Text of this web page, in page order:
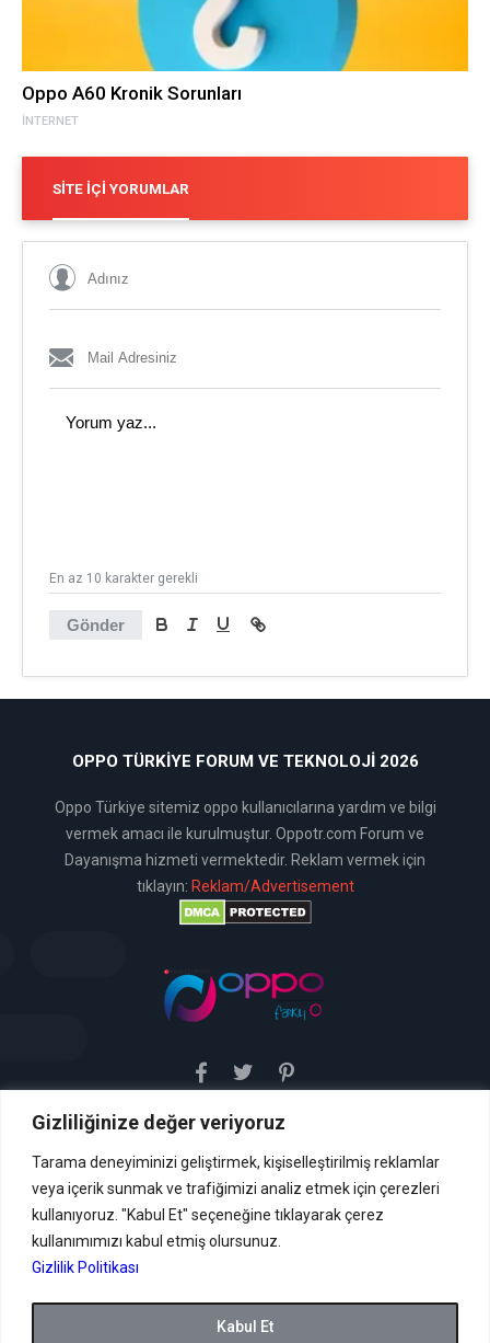
Gizliliğinize değer veriyoruz
Tarama deneyiminizi geliştirmek, kişiselleştirilmiş reklamlar
veya içerik sunmak ve trafiğimizi analiz etmek için çerezleri
kullanıyoruz. "Kabul Et" seçeneğine tıklayarak çerez
kullanımımızı kabul etmiş olursunuz.
Gizlilik Politikası
Kabul Et
İNTERNET
Oppo A60 Kronik Sorunları
SITE İÇI YORUMLAR
Gönder
En az 10 karakter gerekli
OPPO TÜRKIYE FORUM VE TEKNOLOJI 2026
Oppo Türkiye sitemiz oppo kullanıcılarına yardım ve bilgi
vermek amacı ile kurulmuştur. Oppotr.com Forum ve
Dayanışma hizmeti vermektedir. Reklam vermek için
tıklayın: Reklam/Advertisement
Sitemiz uyar / kaldır prensibini benimsemiştir. Sitemiz,
hizmetini vermektedir. Bu yasaya göre, Site yönetimi
hukuka aykırı içerikleri kontrol etme yükümlülüğü yoktur. Bu
nedenle, web sitemiz uyar / kaldır prensibini
benimsemiştir ve kullanmaktadır. (
İletişim
Formu Veya ( info[AT]caglaryildiz[DOT]net )